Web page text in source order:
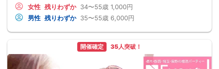
女性 残りわずか 34〜55歳 1,000円
男性 残りわずか 35〜55歳 6,000円
開催確定 35人突破！